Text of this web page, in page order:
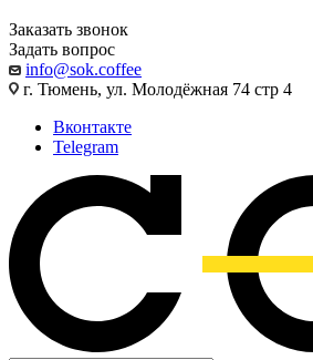
Заказать звонок
Задать вопрос
info@sok.coffee
г. Тюмень, ул. Молодёжная 74 стр 4
Вконтакте
Telegram